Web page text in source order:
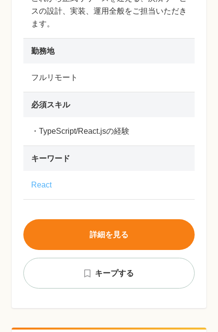
スの設計、実装、運用全般をご担当いただき
ます。
勤務地
フルリモート
必須スキル
・TypeScript/React.jsの経験
キーワード
React
キープする
詳細を見る